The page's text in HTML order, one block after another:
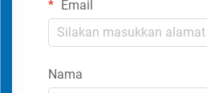
Email
Nama